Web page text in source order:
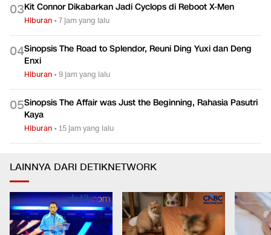
03Kit Connor Dikabarkan Jadi Cyclops di Reboot X-Men
Hiburan •7 jam yang lalu
04Sinopsis The Road to Splendor, Reuni Ding Yuxi dan Deng
Enxi
Hiburan •9 jam yang lalu
05Sinopsis The Affair was Just the Beginning, Rahasia Pasutri
Kaya
Hiburan •15 jam yang lalu
LAINNYA DARI DETIKNETWORK